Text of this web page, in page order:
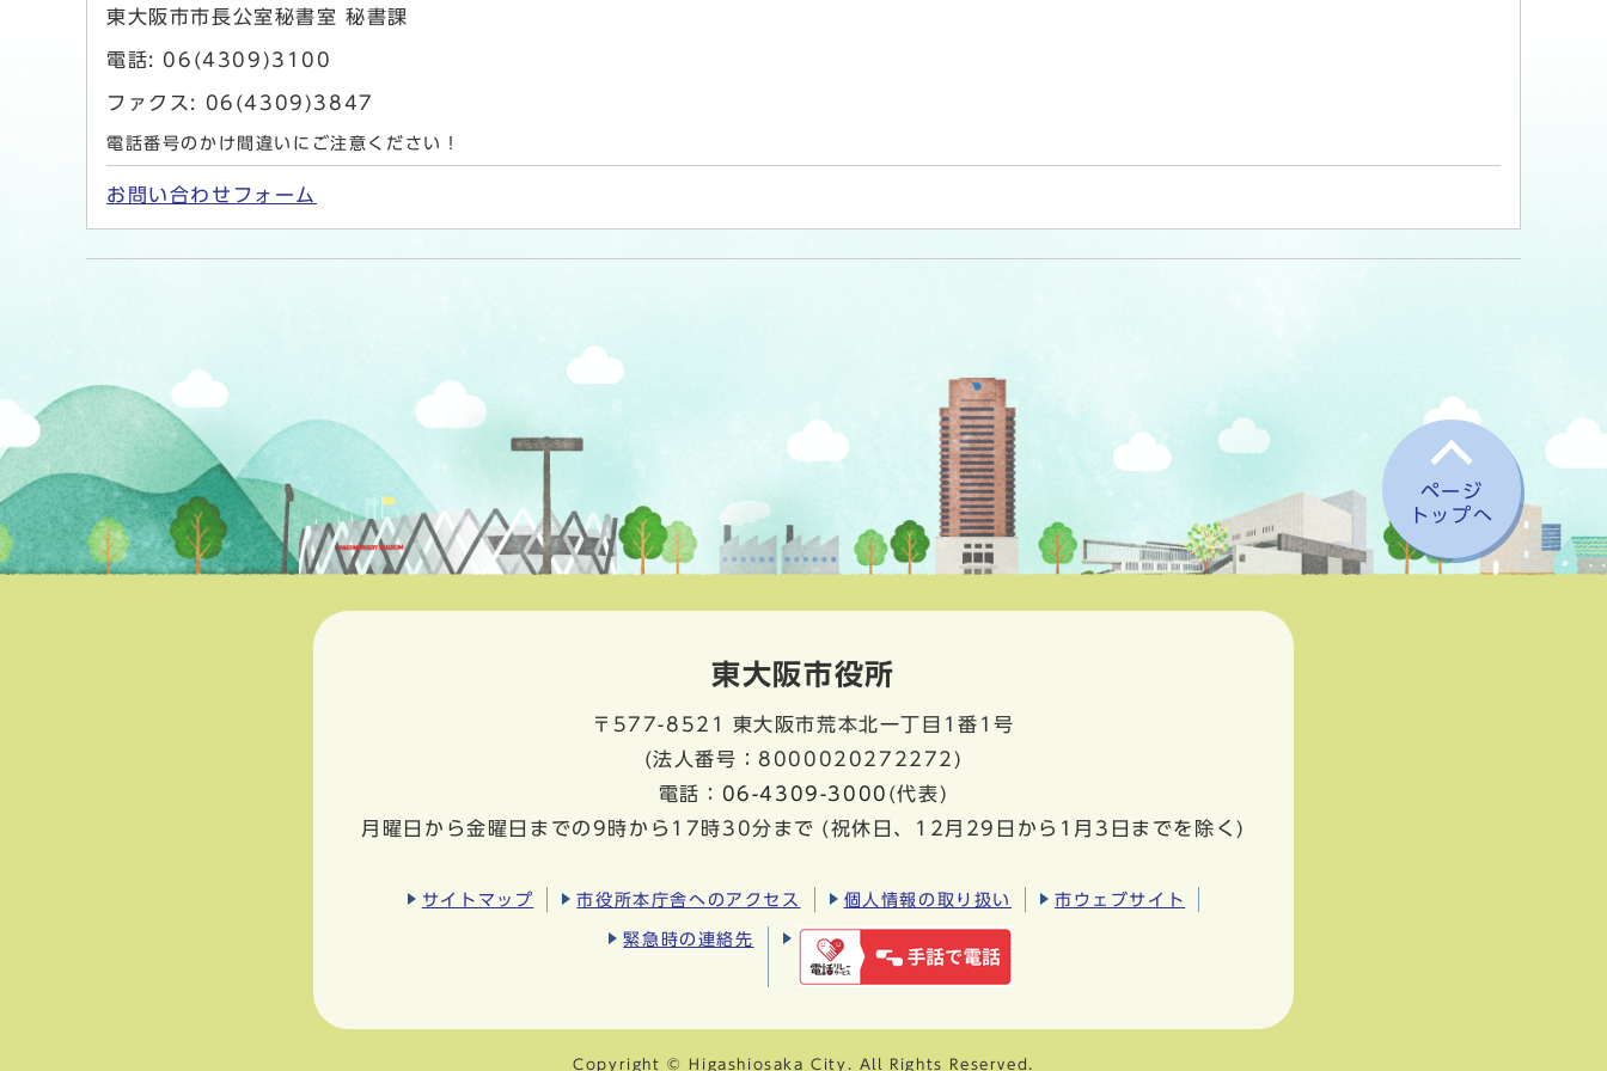
東大阪市市長公室秘書室 秘書課
電話: 06(4309)3100
ファクス: 06(4309)3847
電話番号のかけ間違いにご注意ください！
お問い合わせフォーム
ページ
トップへ
東大阪市役所
〒577-8521
東大阪市荒本北一丁目1番1号
(法人番号：8000020272272)
電話： 06-4309-3000 (代表)
月曜日から金曜日までの9時から17時30分まで (祝休日、12月29日から1月3日までを除く)
サイトマップ 市役所本庁舎へのアクセス 個人情報の取り扱い 市ウェブサイト
緊急時の連絡先
Copyright © Higashiosaka City. All Rights Reserved.